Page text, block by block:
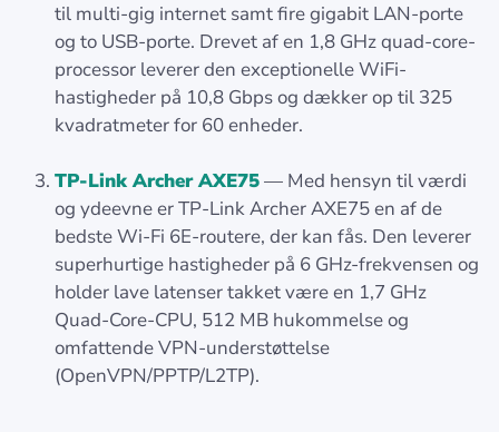
til multi-gig internet samt fire gigabit LAN-porte
og to USB-porte. Drevet af en 1,8 GHz quad-core-
processor leverer den exceptionelle WiFi-
hastigheder på 10,8 Gbps og dækker op til 325
kvadratmeter for 60 enheder.
TP-Link Archer AXE75— Med hensyn til værdi
og ydeevne er TP-Link Archer AXE75 en af de
bedste Wi-Fi 6E-routere, der kan fås. Den leverer
superhurtige hastigheder på 6 GHz-frekvensen og
holder lave latenser takket være en 1,7 GHz
Quad-Core-CPU, 512 MB hukommelse og
omfattende VPN-understøttelse
(OpenVPN/PPTP/L2TP).